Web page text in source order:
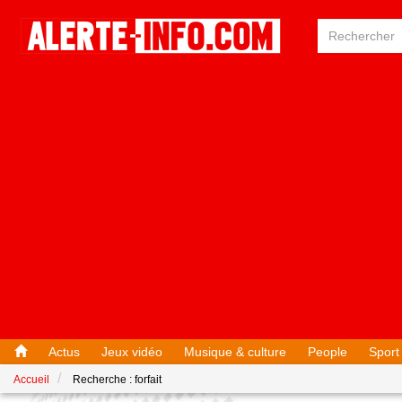
Actus Jeux vidéo Musique & culture People Sport
Accueil Recherche : forfait